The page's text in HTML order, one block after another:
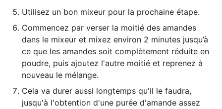
Utilisez un bon mixeur pour la prochaine étape.
Commencez par verser la moitié des amandes
dans le mixeur et mixez environ 2 minutes jusqu’à
ce que les amandes soit complètement réduite en
poudre, puis ajoutez l'autre moitié et reprenez à
nouveau le mélange.
Cela va durer aussi longtemps qu'il le faudra,
jusqu'à l'obtention d'une purée d'amande assez